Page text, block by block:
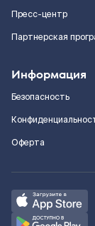
Пресс-центр
Партнерская
Информация
Безопасность
Оферта